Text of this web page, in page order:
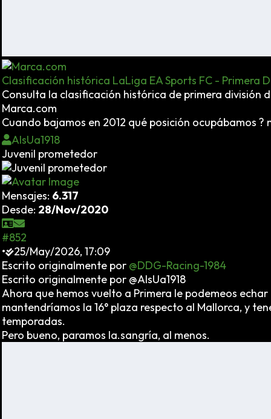
Clasificación histórica LaLiga EA Sports FC - Primera
Consulta la clasificación histórica de primera división
Marca.com
Cuando bajamos en 2012 qué posición ocupábamos ?
AlsUa1918
Juvenil prometedor
Mensajes: 6.317
Desde: 28/Nov/2020
#852
•
25/May/2026, 17:09
Escrito originalmente por @DDG-Racing-1984
Escrito originalmente por @AlsUa1918
Ahora que hemos vuelto a Primera le podemeos
mantendríamos la 16° plaza respecto al Mallorca, y
temporadas.
Pero bueno, paramos la.sangría, al menos.